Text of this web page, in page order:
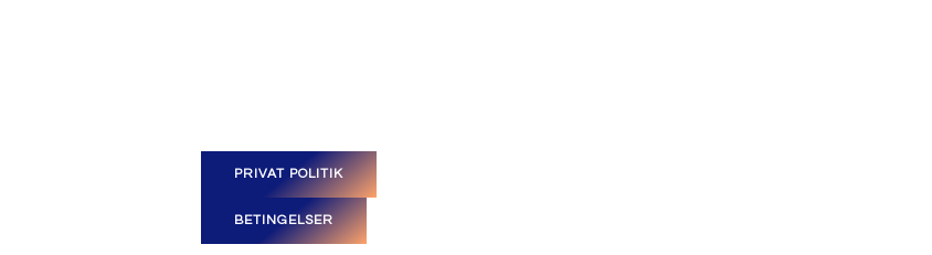
PRIVAT POLITIK
BETINGELSER